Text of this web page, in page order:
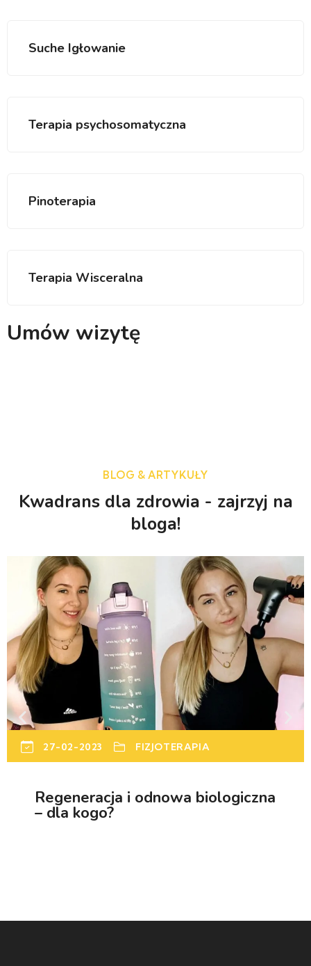
Suche Igłowanie
Terapia psychosomatyczna
Pinoterapia
Terapia Wisceralna
Umów wizytę
BLOG & ARTYKUŁY
Kwadrans dla zdrowia - zajrzyj na
bloga!
27-02-2023 FIZJOTERAPIA
Regeneracja i odnowa biologiczna
– dla kogo?